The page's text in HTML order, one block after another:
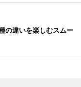
の違いを楽しむスムー